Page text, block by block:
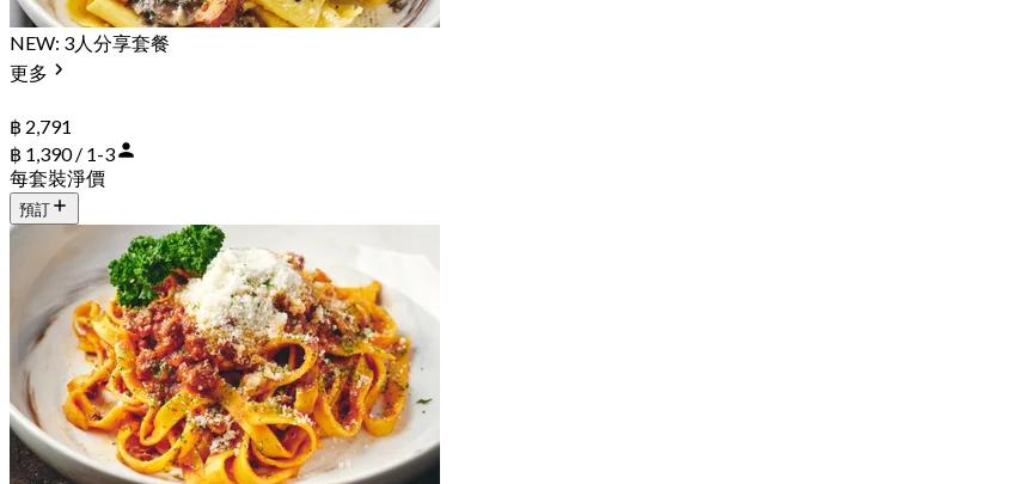
NEW: 3人分享套餐
更多
฿ 2,791
฿ 1,390 / 1-3
每套裝淨價
預訂